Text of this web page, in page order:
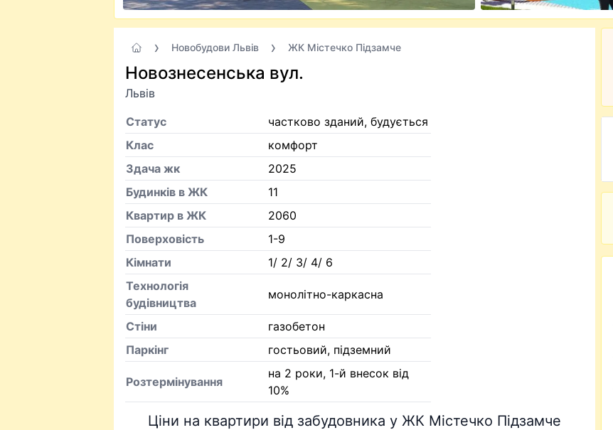
Новобудови Львів ЖК Містечко Підзамче
Новознесенська вул.
Львів
Статус
частково зданий, будується
Клас
комфорт
Здача жк
2025
Будинків в ЖК
11
Квартир в ЖК
2060
Поверховість
1-9
Кiмнати
1/ 2/ 3/ 4/ 6
Технологія
будівництва
монолітно-каркасна
Стіни
газобетон
Паркінг
гостьовий, підземний
Розтермінування
на 2 роки, 1-й внесок від
10%
Ціни на квартири від забудовника у ЖК Містечко Підзамче